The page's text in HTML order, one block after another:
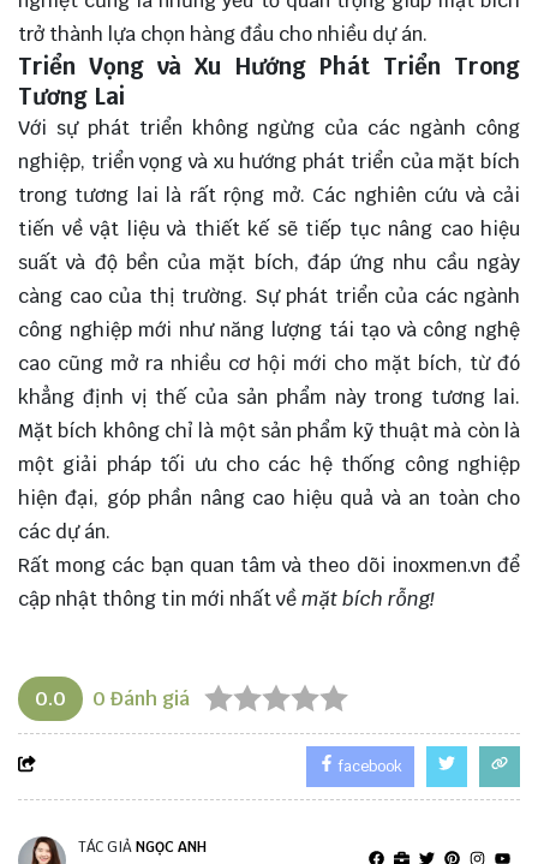
trở thành lựa chọn hàng đầu cho nhiều dự án.
Triển Vọng và Xu Hướng Phát Triển Trong
Tương Lai
Với sự phát triển không ngừng của các ngành công
nghiệp, triển vọng và xu hướng phát triển của mặt bích
trong tương lai là rất rộng mở. Các nghiên cứu và cải
tiến về vật liệu và thiết kế sẽ tiếp tục nâng cao hiệu
suất và độ bền của mặt bích, đáp ứng nhu cầu ngày
càng cao của thị trường. Sự phát triển của các ngành
công nghiệp mới như năng lượng tái tạo và công nghệ
cao cũng mở ra nhiều cơ hội mới cho mặt bích, từ đó
khẳng định vị thế của sản phẩm này trong tương lai.
Mặt bích không chỉ là một sản phẩm kỹ thuật mà còn là
một giải pháp tối ưu cho các hệ thống công nghiệp
hiện đại, góp phần nâng cao hiệu quả và an toàn cho
các dự án.
Rất mong các bạn quan tâm và theo dõi inoxmen.vn để
cập nhật thông tin mới nhất vềmặt bích rỗng!
0.0 0 Đánh giá
facebook
TÁC GIẢNGỌC ANH